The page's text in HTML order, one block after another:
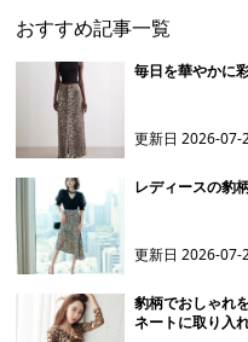
おすすめ記事一覧
毎日を華やかに
更新日2026-07-
レディースの豹
更新日2026-07-
豹柄でおしゃれ
ネートに取り入